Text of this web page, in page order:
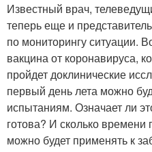
Известный врач,
теперь еще и
по мониторингу ситуации.
вакцина от коронавируса,
пройдет доклинические
первый день лета можно
испытаниям. Означает ли
готова? И сколько времени
можно будет применять к